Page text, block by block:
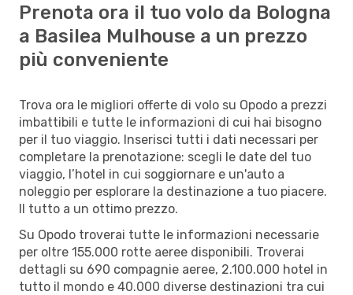
Prenota ora il tuo volo da Bologna
a Basilea Mulhouse a un prezzo
più conveniente
Trova ora le migliori offerte di volo su Opodo a prezzi
imbattibili e tutte le informazioni di cui hai bisogno
per il tuo viaggio. Inserisci tutti i dati necessari per
completare la prenotazione: scegli le date del tuo
viaggio, l’hotel in cui soggiornare e un'auto a
noleggio per esplorare la destinazione a tuo piacere.
Il tutto a un ottimo prezzo.
Su Opodo troverai tutte le informazioni necessarie
per oltre 155.000 rotte aeree disponibili. Troverai
dettagli su 690 compagnie aeree, 2.100.000 hotel in
tutto il mondo e 40.000 diverse destinazioni tra cui